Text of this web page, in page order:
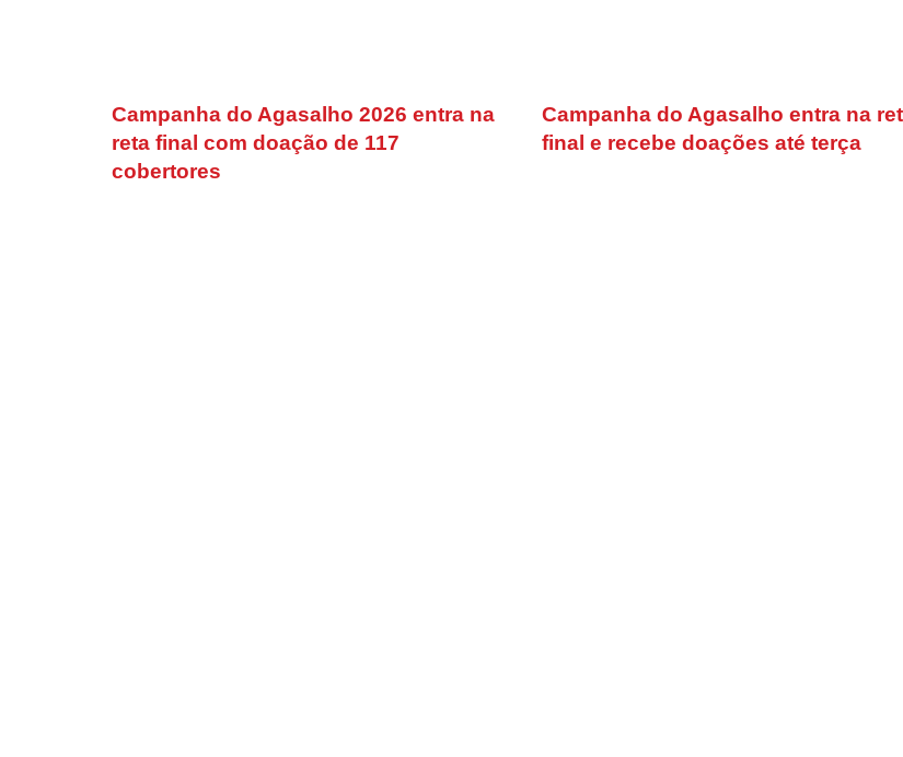
Campanha do Agasalho 2026 entra na
reta final com doação de 117
cobertores
Campanha do Agasalho entra na
final e recebe doações até terça